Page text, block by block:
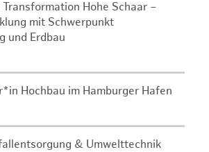
Hohe Schaar –
mit Schwerpunkt
und Erdbau
Hochbau im Hamburger Hafen
& Umwelttechnik